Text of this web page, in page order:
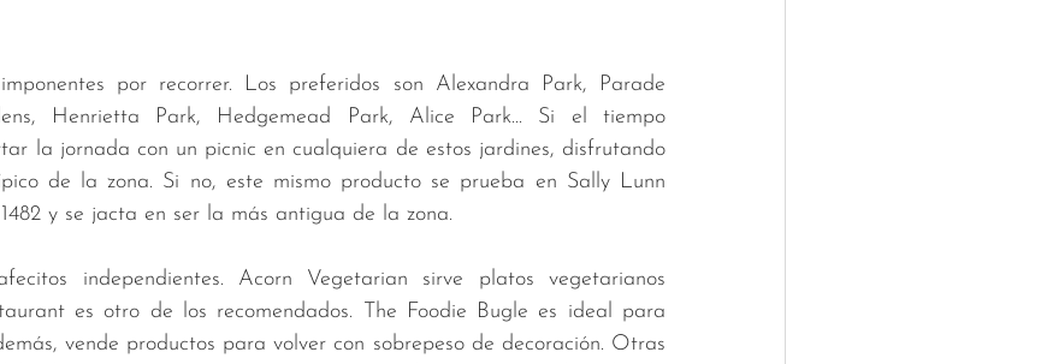
por recorrer. Los preferidos son Alexandra Park, Parade
Henrietta Park, Hedgemead Park, Alice Park... Si el tiempo
la jornada con un picnic en cualquiera de estos jardines, disfrutando
de la zona. Si no, este mismo producto se prueba en Sally Lunn
y se jacta en ser la más antigua de la zona.
independientes. Acorn Vegetarian sirve platos vegetarianos
es otro de los recomendados. The Foodie Bugle es ideal para
vende productos para volver con sobrepeso de decoración. Otras